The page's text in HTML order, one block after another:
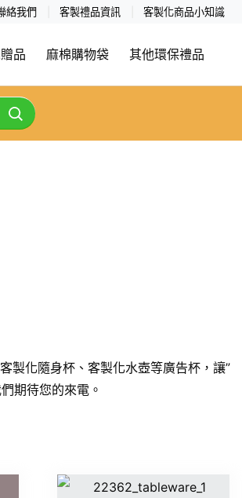
絡我們 客製禮品資訊 客製化商品小知識
品 麻棉購物袋 其他環保禮品
製化隨身杯、客製化水壺等廣告杯，讓”
期待您的來電。